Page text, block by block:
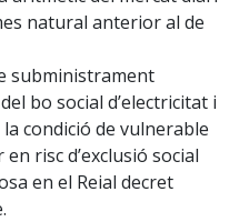
natural anterior al de
subministrament
bo social d’electricitat i
condició de vulnerable
risc d’exclusió social
en el Reial decret